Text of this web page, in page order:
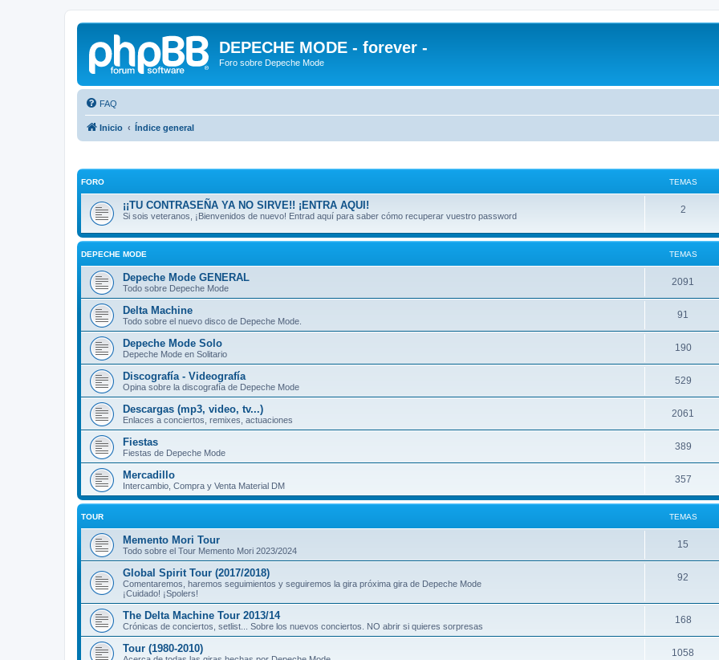
DEPECHE MODE - forever -
Foro sobre Depeche Mode
FAQ
Inicio Índice general
FORO TEMAS
¡¡TU CONTRASEÑA YA NO SIRVE!! ¡ENTRA AQUI!
Si sois veteranos, ¡Bienvenidos de nuevo! Entrad aquí para saber cómo recuperar vuestro password
2
DEPECHE MODE TEMAS
Depeche Mode GENERAL
Todo sobre Depeche Mode
2091
Delta Machine
Todo sobre el nuevo disco de Depeche Mode.
91
Depeche Mode Solo
Depeche Mode en Solitario
190
Discografía - Videografía
Opina sobre la discografía de Depeche Mode
529
Descargas (mp3, video, tv...)
Enlaces a conciertos, remixes, actuaciones
2061
Fiestas
Fiestas de Depeche Mode
389
Mercadillo
Intercambio, Compra y Venta Material DM
357
TOUR TEMAS
Memento Mori Tour
Todo sobre el Tour Memento Mori 2023/2024
15
Global Spirit Tour (2017/2018)
Comentaremos, haremos seguimientos y seguiremos la gira próxima gira de Depeche Mode
¡Cuidado! ¡Spolers!
92
The Delta Machine Tour 2013/14
Crónicas de conciertos, setlist... Sobre los nuevos conciertos. NO abrir si quieres sorpresas
168
Tour (1980-2010) 1058